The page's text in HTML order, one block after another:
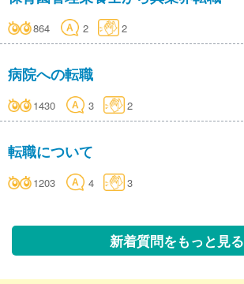
864 2 2
病院への転職
1430 3 2
転職について
1203 4 3
新着質問をもっと見る